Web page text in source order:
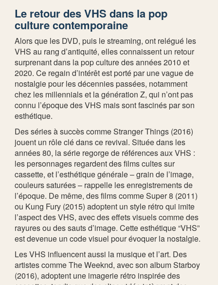
Le retour des VHS dans la pop
culture contemporaine
Alors que les DVD, puis le streaming, ont relégué les
VHS au rang d’antiquité, elles connaissent un retour
surprenant dans la pop culture des années 2010 et
2020. Ce regain d’intérêt est porté par une vague de
nostalgie pour les décennies passées, notamment
chez les millennials et la génération Z, qui n’ont pas
connu l’époque des VHS mais sont fascinés par son
esthétique.
Des séries à succès comme Stranger Things (2016)
jouent un rôle clé dans ce revival. Située dans les
années 80, la série regorge de références aux VHS :
les personnages regardent des films cultes sur
cassette, et l’esthétique générale – grain de l’image,
couleurs saturées – rappelle les enregistrements de
l’époque. De même, des films comme Super 8 (2011)
ou Kung Fury (2015) adoptent un style rétro qui imite
l’aspect des VHS, avec des effets visuels comme des
rayures ou des sauts d’image. Cette esthétique “VHS”
est devenue un code visuel pour évoquer la nostalgie.
Les VHS influencent aussi la musique et l’art. Des
artistes comme The Weeknd, avec son album Starboy
(2016), adoptent une imagerie rétro inspirée des